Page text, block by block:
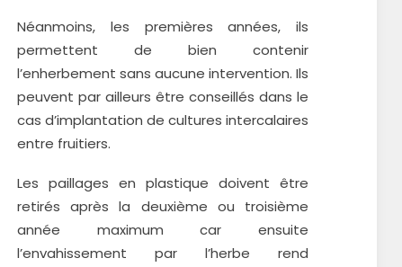
Néanmoins, les premières années, ils
permettent de bien contenir
l’enherbement sans aucune intervention. Ils
peuvent par ailleurs être conseillés dans le
cas d’implantation de cultures intercalaires
entre fruitiers.
Les paillages en plastique doivent être
retirés après la deuxième ou troisième
année maximum car ensuite
l’envahissement par l’herbe rend